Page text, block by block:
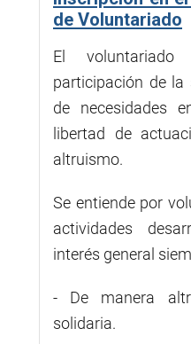
de Voluntariado
El
participación de la
de necesidades
libertad de
altruismo.
Se entiende por
actividades
interés general
- De manera
solidaria.